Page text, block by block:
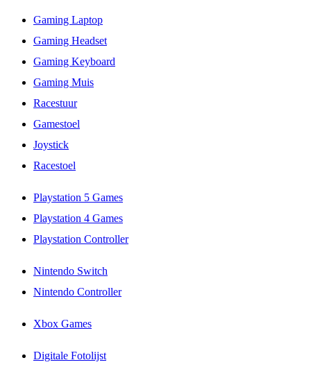
Gaming Laptop
Gaming Headset
Gaming Keyboard
Gaming Muis
Racestuur
Gamestoel
Joystick
Racestoel
Playstation 5 Games
Playstation 4 Games
Playstation Controller
Nintendo Switch
Nintendo Controller
Xbox Games
Digitale Fotolijst